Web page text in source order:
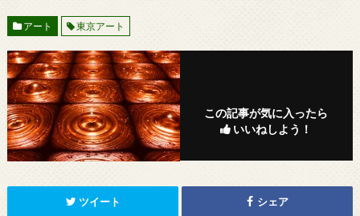
アート 東京アート
この記事が気に入ったら
いいねしよう！
ツイート シェア